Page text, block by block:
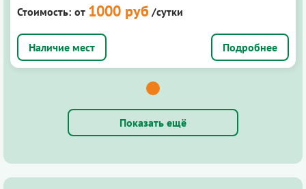
Стоимость: от 1000 руб /сутки
Подробнее
Показать ещё